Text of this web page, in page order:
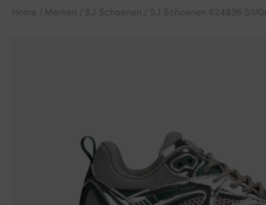
Home / Merken / SJ Schoenen / SJ Schoenen 624836 Sil/